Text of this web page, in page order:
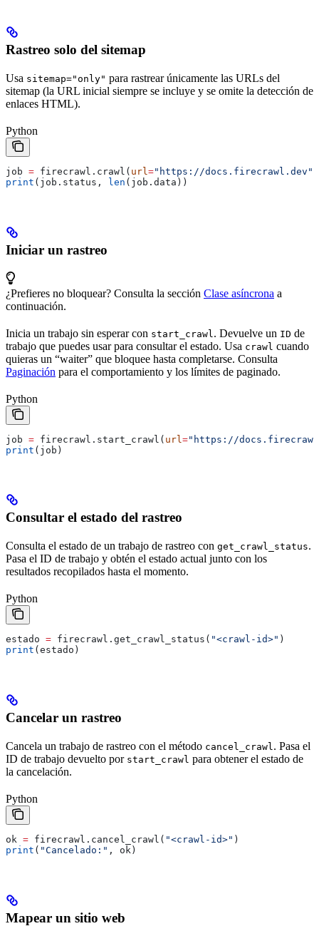
Rastreo solo del sitemap
Usa sitemap="only" para rastrear únicamente las URLs del
sitemap (la URL inicial siempre se incluye y se omite la detección de
enlaces HTML).
Python
job = firecrawl.crawl( url="https://docs.firecrawl.dev"
print (job.status, len (job.data))
Iniciar un rastreo
¿Prefieres no bloquear? Consulta la sección Clase asíncrona a
continuación.
Inicia un trabajo sin esperar con start_crawl . Devuelve un ID de
trabajo que puedes usar para consultar el estado. Usa crawl cuando
quieras un “waiter” que bloquee hasta completarse. Consulta
Paginación para el comportamiento y los límites de paginado.
Python
job = firecrawl.start_crawl( url ="https://
print (job)
Consultar el estado del rastreo
Consulta el estado de un trabajo de rastreo con get_crawl_status.
Pasa el ID de trabajo y obtén el estado actual junto con los
resultados recopilados hasta el momento.
Python
estado = firecrawl.get_crawl_status( "<crawl-id>" )
print (estado)
Cancelar un rastreo
Cancela un trabajo de rastreo con el método cancel_crawl . Pasa el
ID de trabajo devuelto por start_crawl para obtener el estado de
la cancelación.
Python
ok = firecrawl.cancel_crawl( "<crawl-id>" )
print ( "Cancelado:" , ok)
Mapear un sitio web